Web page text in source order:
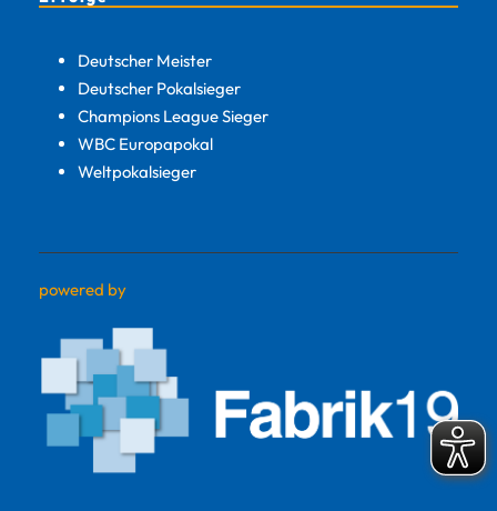
Deutscher Meister
Deutscher Pokalsieger
Champions League Sieger
WBC Europapokal
Weltpokalsieger
powered by